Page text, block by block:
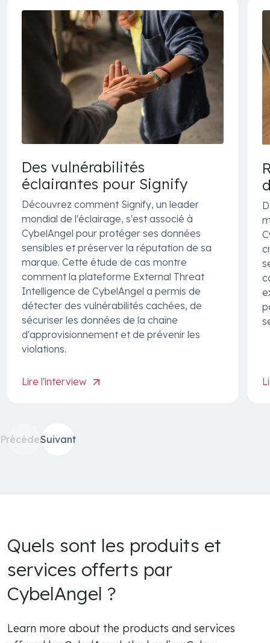
Des vulnérabilités
éclairantes pour Signify
Découvrez comment Signify, un leader
mondial de l'éclairage, s'est associé à
CybelAngel pour protéger ses données
sensibles et préserver la réputation de sa
marque. Cette étude de cas montre
comment la plateforme External Threat
Intelligence de CybelAngel a permis de
détecter des vulnérabilités cachées, de
sécuriser les données de la chaîne
d'approvisionnement et de prévenir les
violations.
Lire l'interview
PrécédentSuivant
Quels sont les produits et
services offerts par
CybelAngel ?
Learn more about the products and services